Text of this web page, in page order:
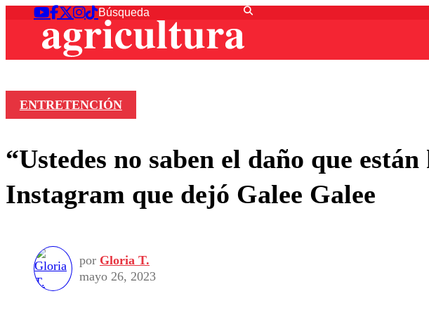
ENTRETENCIÓN
“Ustedes no saben el daño que
Instagram que dejó Galee Galee
por Gloria T.
mayo 26, 2023